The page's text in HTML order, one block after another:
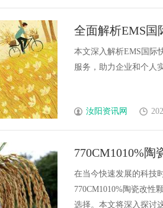
全面解析EMS国
本文深入解析EMS国际
服务，助力企业和个人
汝阳资讯网
770CM1010%
在当今快速发展的科技
770CM1010%陶瓷改性
选择。本文将深入探讨